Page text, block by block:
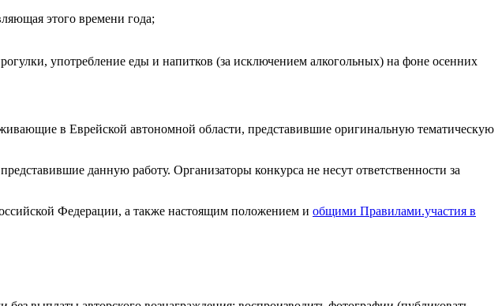
этого времени года;
употребление еды и напитков (за исключением алкогольных) на фоне осенних
в Еврейской автономной области, представившие оригинальную тематическую
данную работу. Организаторы конкурса не несут ответственности за
Федерации, а также настоящим положением и общими Правилами.участия в